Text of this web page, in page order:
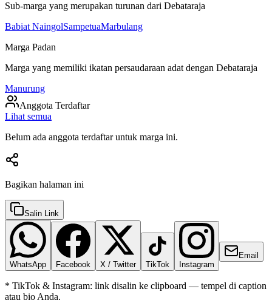
Sub-marga yang merupakan turunan dari Debataraja
Babiat NaingolSampetuaMarbulang
Marga Padan
Marga yang memiliki ikatan persaudaraan adat dengan Debataraja
Manurung
Anggota Terdaftar
Lihat semua
Belum ada anggota terdaftar untuk marga ini.
Bagikan halaman ini
Salin Link
WhatsApp Facebook X / Twitter TikTok Instagram
Email
* TikTok & Instagram: link disalin ke clipboard — tempel di caption
atau bio Anda.